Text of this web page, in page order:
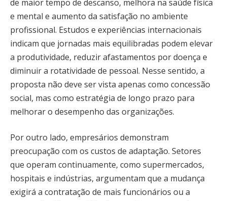
de maior tempo de descanso, melhora na saúde física
e mental e aumento da satisfação no ambiente
profissional. Estudos e experiências internacionais
indicam que jornadas mais equilibradas podem elevar
a produtividade, reduzir afastamentos por doença e
diminuir a rotatividade de pessoal. Nesse sentido, a
proposta não deve ser vista apenas como concessão
social, mas como estratégia de longo prazo para
melhorar o desempenho das organizações.
Por outro lado, empresários demonstram
preocupação com os custos de adaptação. Setores
que operam continuamente, como supermercados,
hospitais e indústrias, argumentam que a mudança
exigirá a contratação de mais funcionários ou a